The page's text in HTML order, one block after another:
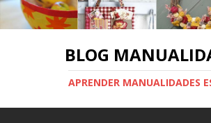
BLOG
APRENDER MANUALIDADES